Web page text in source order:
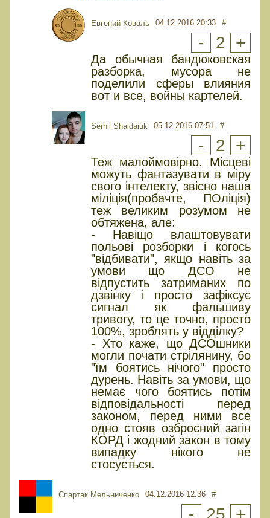
Евгений Коваль 04.12.2016 20:33 #
- 2 +
Да обычная бандюковская
разборка, мусора не
поделили сферы влияния
вот и все, войны картелей.
Serhii Shaidaiuk 05.12.2016 07:51 #
- 2 +
Теж малоймовірно. Місцеві
можуть фантазувати в міру
свого інтелекту, звісно наша
міліція(пробачте, ПОліція)
теж великим розумом не
обтяжена, але:
- Навіщо влаштовувати
польові розборки і когось
"відбивати", якщо навіть за
умови що ДСО не
відпустить затриманих по
дзвінку і просто зафіксує
сигнал як фальшиву
тривогу, то це точно, просто
100%, зроблять у відділку?
- Хто каже, що ДСОшники
могли почати стрілянину, бо
"їм боятись нічого" просто
дурень. Навіть за умови, що
немає чого боятись потім
відповідальності перед
законом, перед ними все
одно стояв озброєний загін
КОРД і жодний закон в тому
випадку нікого не
стосується.
Спартак Мельниченко 04.12.2016 12:36 #
- 25 +